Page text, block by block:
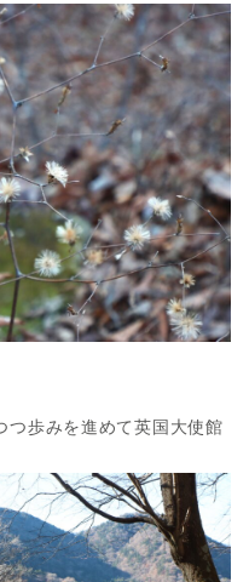
つ歩みを進めて英国大使館